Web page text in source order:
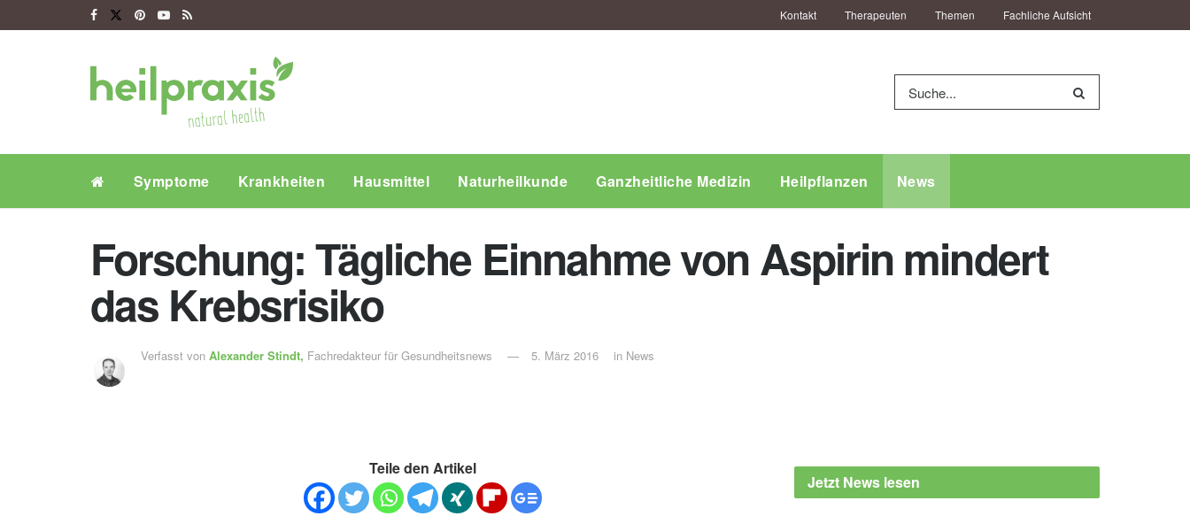
Kontakt Therapeuten Themen Fachliche Aufsicht
Symptome Krankheiten Hausmittel Naturheilkunde Ganzheitliche Medizin Heilpflanzen News
Forschung: Tägliche Einnahme von Aspirin mindert
das Krebsrisiko
Verfasst von Alexander Stindt, Fachredakteur für Gesundheitsnews 5. März 2016 in News
Teile den Artikel
Jetzt News lesen